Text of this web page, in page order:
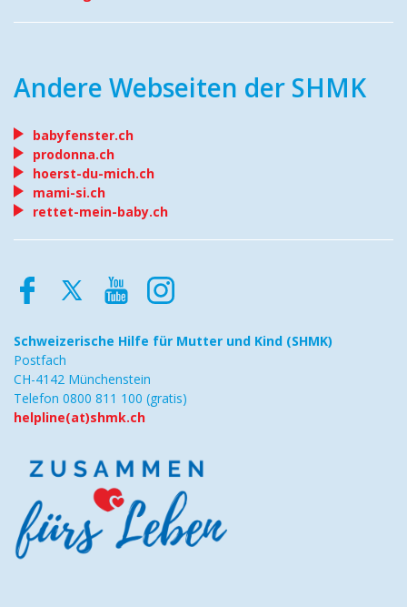
Andere Webseiten der SHMK
babyfenster.ch
prodonna.ch
hoerst-du-mich.ch
mami-si.ch
rettet-mein-baby.ch
Schweizerische Hilfe für Mutter und Kind (SHMK)
Postfach
CH-4142 Münchenstein
Telefon 0800 811 100 (gratis)
helpline(at)shmk.ch